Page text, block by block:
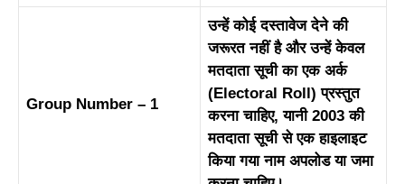
Group Number – 1
उन्हें कोई दस्तावेज देने की
जरूरत नहीं है और उन्हें केवल
मतदाता सूची का एक अर्क
(Electoral Roll) प्रस्तुत
करना चाहिए, यानी 2003 की
मतदाता सूची से एक हाइलाइट
किया गया नाम अपलोड या जमा